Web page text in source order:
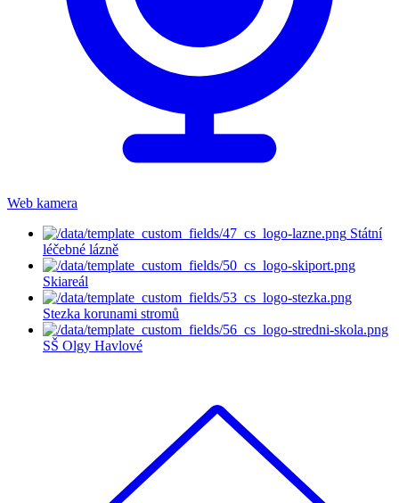
Web kamera
Státní
léčebné lázně
Skiareál
Stezka korunami stromů
SŠ Olgy Havlové